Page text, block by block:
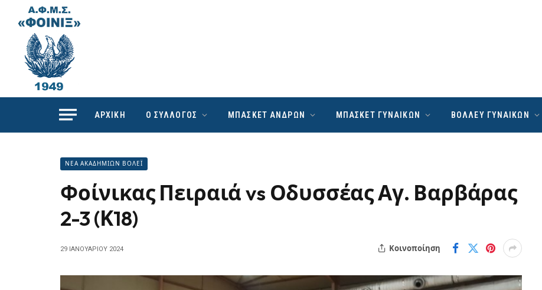
ΑΡΧΙΚΗ Ο ΣΥΛΛΟΓΟΣ ΜΠΑΣΚΕΤ ΑΝΔΡΩΝ ΜΠΑΣΚΕΤ ΓΥΝΑΙΚΩΝ ΒΟΛΛΕΥ ΓΥΝΑΙΚΩΝ
ΝΕΑ ΑΚΑΔΗΜΙΩΝ ΒΟΛΕΪ
Φοίνικας Πειραιά vs Οδυσσέας Αγ. Βαρβάρας
2-3 (Κ18)
29 ΙΑΝΟΥΑΡΊΟΥ 2024 Κοινοποίηση